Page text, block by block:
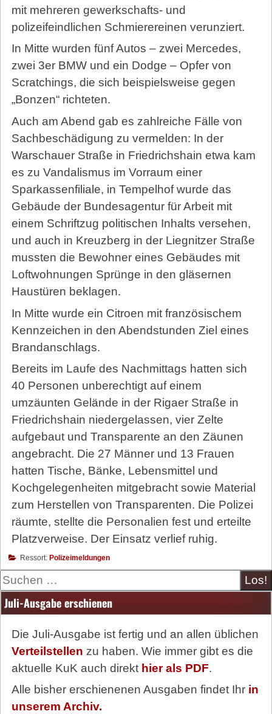
mit mehreren gewerkschafts- und
polizeifeindlichen Schmierereinen verunziert.
In Mitte wurden fünf Autos – zwei Mercedes,
zwei 3er BMW und ein Dodge – Opfer von
Scratchings, die sich beispielsweise gegen
„Bonzen“ richteten.
Auch am Abend gab es zahlreiche Fälle von
Sachbeschädigung zu vermelden: In der
Warschauer Straße in Friedrichshain etwa kam
es zu Vandalismus im Vorraum einer
Sparkassenfiliale, in Tempelhof wurde das
Gebäude der Bundesagentur für Arbeit mit
einem Schriftzug politischen Inhalts versehen,
und auch in Kreuzberg in der Liegnitzer Straße
mussten die Bewohner eines Gebäudes mit
Loftwohnungen Sprünge in den gläsernen
Haustüren beklagen.
In Mitte wurde ein Citroen mit französischem
Kennzeichen in den Abendstunden Ziel eines
Brandanschlags.
Bereits im Laufe des Nachmittags hatten sich
40 Personen unberechtigt auf einem
umzäunten Gelände in der Rigaer Straße in
Friedrichshain niedergelassen, vier Zelte
aufgebaut und Transparente an den Zäunen
angebracht. Die 27 Männer und 13 Frauen
hatten Tische, Bänke, Lebensmittel und
Kochgelegenheiten mitgebracht sowie Material
zum Herstellen von Transparenten. Die Polizei
räumte, stellte die Personalien fest und erteilte
Platzverweise. Der Einsatz verlief ruhig.
Ressort: Polizeimeldungen
Suche
Juli-Ausgabe erschienen
Die Juli-Ausgabe ist fertig und an allen üblichen
Verteilstellen zu haben. Wie immer gibt es die
aktuelle KuK auch direkt hier als PDF.
Alle bisher erschienenen Ausgaben findet Ihr in
unserem Archiv.